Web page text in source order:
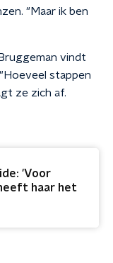
"Maar ik ben
vindt
stappen
ze zich af.
'Voor
haar het